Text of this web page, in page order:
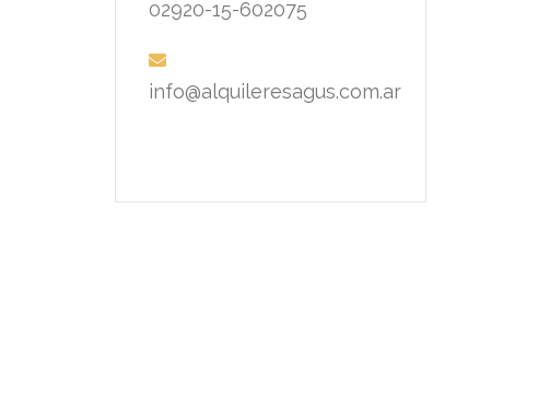
02920-15-602075
info@alquileresagus.com.ar